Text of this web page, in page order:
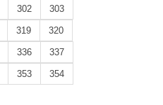
302 303
319 320
336 337
353 354